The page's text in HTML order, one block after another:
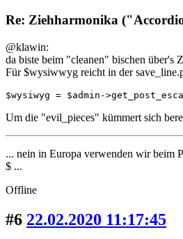
Re: Ziehharmonika
@klawin:
da biste beim "cleanen" bischen über's
Für $wysiwwyg reicht in der
$wysiwyg = $admin-
Um die "evil_pieces" kümmert sich
... nein in Europa verwenden wir beim
$ ...
Offline
#6 22.02.2020 11:17:45